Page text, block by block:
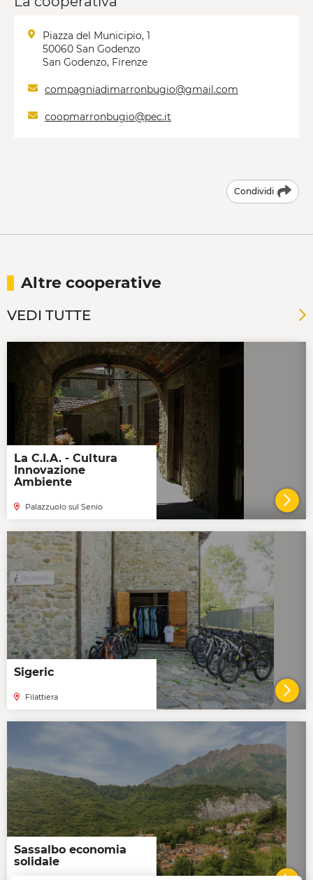
Piazza del Municipio, 1
50060 San Godenzo
San Godenzo, Firenze
compagniadimarronbugio@gmail.com
coopmarronbugio@pec.it
Condividi
Altre cooperative
VEDI TUTTE
La C.I.A. - Cultura
Innovazione
Ambiente
Palazzuolo sul Senio VAI
Sigeric
Filattiera VAI
Sassalbo economia
solidale